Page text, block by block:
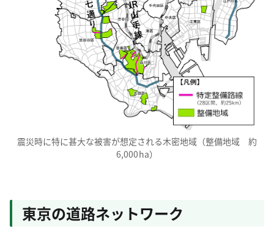
震災時に特に甚大な被害が想定される木密地域（整備地域 約
6,000ha）
東京の道路ネットワーク